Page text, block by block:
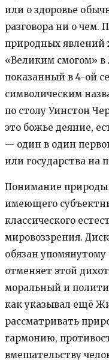
или о здоровье
разговора ни о чем.
природных явлений
«Великим смогом» в
показанный в 4-ой
символическим
по столу Уинстон
это божье деяние,
— один в один
или государства на
Понимание природы
имеющего
классического
мировоззрения.
обязан
отменяет этой
моральный и
как указывал ещё
рассматривать
гармонию,
вмешательству